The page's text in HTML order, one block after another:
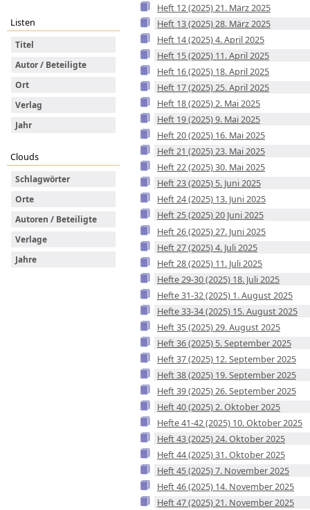
Listen
Titel
Autor / Beteiligte
Ort
Verlag
Jahr
Clouds
Schlagwörter
Orte
Autoren / Beteiligte
Verlage
Jahre
Heft 12 (2025) 21. März 2025
Heft 13 (2025) 28. März 2025
Heft 14 (2025) 4. April 2025
Heft 15 (2025) 11. April 2025
Heft 16 (2025) 18. April 2025
Heft 17 (2025) 25. April 2025
Heft 18 (2025) 2. Mai 2025
Heft 19 (2025) 9. Mai 2025
Heft 20 (2025) 16. Mai 2025
Heft 21 (2025) 23. Mai 2025
Heft 22 (2025) 30. Mai 2025
Heft 23 (2025) 5. Juni 2025
Heft 24 (2025) 13. Juni 2025
Heft 25 (2025) 20 Juni 2025
Heft 26 (2025) 27. Juni 2025
Heft 27 (2025) 4. Juli 2025
Heft 28 (2025) 11. Juli 2025
Hefte 29-30 (2025) 18. Juli 2025
Hefte 31-32 (2025) 1. August 2025
Hefte 33-34 (2025) 15. August 2025
Heft 35 (2025) 29. August 2025
Heft 36 (2025) 5. September 2025
Heft 37 (2025) 12. September 2025
Heft 38 (2025) 19. September 2025
Heft 39 (2025) 26. September 2025
Heft 40 (2025) 2. Oktober 2025
Hefte 41-42 (2025) 10. Oktober 2025
Heft 43 (2025) 24. Oktober 2025
Heft 44 (2025) 31. Oktober 2025
Heft 45 (2025) 7. November 2025
Heft 46 (2025) 14. November 2025
Heft 47 (2025) 21. November 2025